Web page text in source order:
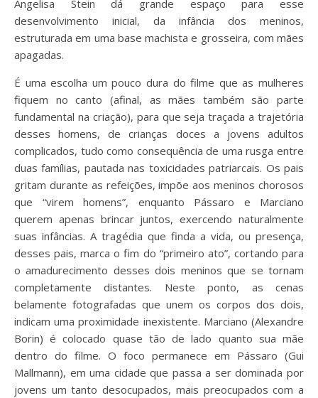
Angelisa Stein dá grande espaço para esse
desenvolvimento inicial, da infância dos meninos,
estruturada em uma base machista e grosseira, com mães
apagadas.
É uma escolha um pouco dura do filme que as mulheres
fiquem no canto (afinal, as mães também são parte
fundamental na criação), para que seja traçada a trajetória
desses homens, de crianças doces a jovens adultos
complicados, tudo como consequência de uma rusga entre
duas famílias, pautada nas toxicidades patriarcais. Os pais
gritam durante as refeições, impõe aos meninos chorosos
que “virem homens”, enquanto Pássaro e Marciano
querem apenas brincar juntos, exercendo naturalmente
suas infâncias. A tragédia que finda a vida, ou presença,
desses pais, marca o fim do “primeiro ato”, cortando para
o amadurecimento desses dois meninos que se tornam
completamente distantes. Neste ponto, as cenas
belamente fotografadas que unem os corpos dos dois,
indicam uma proximidade inexistente. Marciano (Alexandre
Borin) é colocado quase tão de lado quanto sua mãe
dentro do filme. O foco permanece em Pássaro (Gui
Mallmann), em uma cidade que passa a ser dominada por
jovens um tanto desocupados, mais preocupados com a